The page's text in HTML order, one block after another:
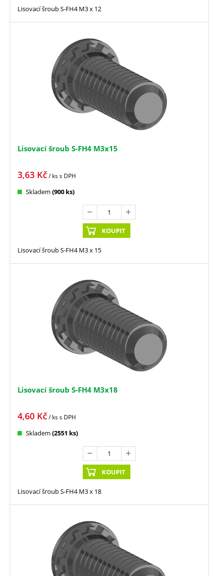
Lisovací šroub S-FH4 M3 x 12
Lisovací šroub S-FH4 M3x15
3,63 Kč/ kss DPH
Skladem (900 ks)
KOUPIT
Lisovací šroub S-FH4 M3 x 15
Lisovací šroub S-FH4 M3x18
4,60 Kč/ kss DPH
Skladem (2551 ks)
KOUPIT
Lisovací šroub S-FH4 M3 x 18